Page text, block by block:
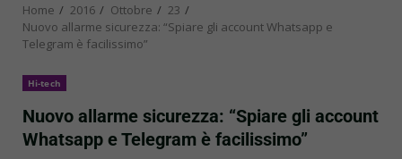
Home 2016 Ottobre
23
Nuovo allarme sicurezza: “Spiare gli account Whatsapp e
Telegram è facilissimo”
Hi-tech
Nuovo allarme sicurezza: “Spiare gli account
Whatsapp e Telegram è facilissimo”